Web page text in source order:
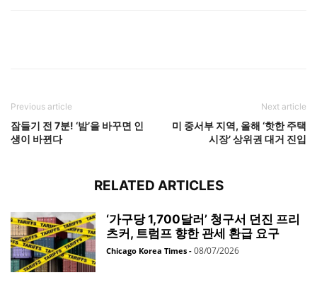
Previous article
잠들기 전 7분! ‘밤’을 바꾸면 인
생이 바뀐다
Next article
미 중서부 지역, 올해 ‘핫한 주택
시장’ 상위권 대거 진입
RELATED ARTICLES
‘가구당 1,700달러’ 청구서 던진 프리
츠커, 트럼프 향한 관세 환급 요구
Chicago Korea Times - 08/07/2026